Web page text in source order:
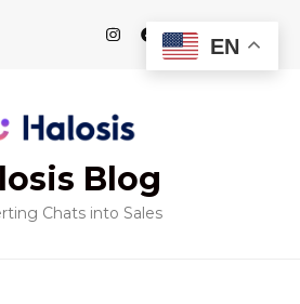
Blog
Chats into Sales
EN